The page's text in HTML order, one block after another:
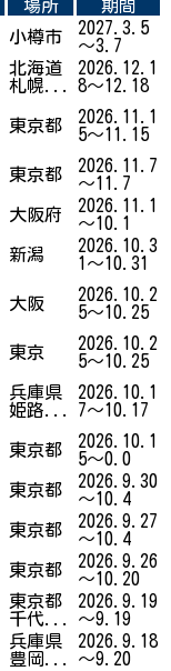
場所
期間
小樽市
2027.3.5
～3.7
北海道
札幌...
2026.12.1
8～12.18
東京都
2026.11.1
5～11.15
東京都
2026.11.7
～11.7
大阪府
2026.11.1
～10.1
新潟
2026.10.3
1～10.31
大阪
2026.10.2
5～10.25
東京
2026.10.2
5～10.25
兵庫県
姫路...
2026.10.1
7～10.17
東京都
2026.10.1
5～0.0
東京都
2026.9.30
～10.4
東京都
2026.9.27
～10.4
東京都
2026.9.26
～10.20
東京都
千代...
2026.9.19
～9.19
兵庫県
豊岡...
2026.9.18
～9.20